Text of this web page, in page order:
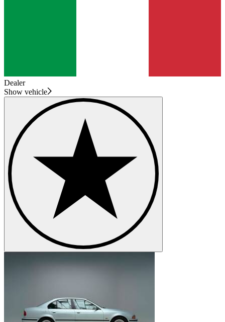
Dealer
Show vehicle